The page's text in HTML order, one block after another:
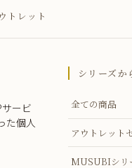
トレット
ービ
た個人
シリーズか
全ての商品
アウトレット
MUSUBIシリ